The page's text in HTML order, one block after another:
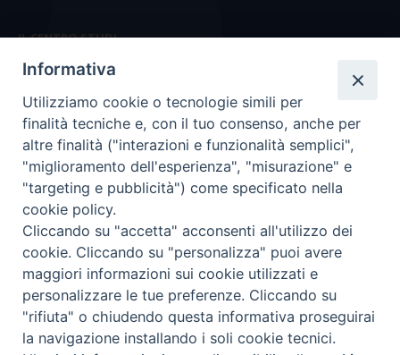
IL CENTRO STUDI
La nostra storia
Statuto
Presidenza e ufficio presidenza
Consiglio scientifico
Coordinamento nazionale
COPYRIGHT Scienza & Vita - C.F96600690588- Tutti i
diritti -Privacy- Credits
Informativa
Utilizziamo cookie o tecnologie simili per
finalità tecniche e, con il tuo consenso, anche per
altre finalità ("interazioni e funzionalità semplici",
"miglioramento dell'esperienza", "misurazione" e
"targeting e pubblicità") come specificato nella
cookie policy.
Cliccando su "accetta" acconsenti all'utilizzo dei
cookie. Cliccando su "personalizza" puoi avere
maggiori informazioni sui cookie utilizzati e
personalizzare le tue preferenze. Cliccando su
"rifiuta" o chiudendo questa informativa proseguirai
la navigazione installando i soli cookie tecnici.